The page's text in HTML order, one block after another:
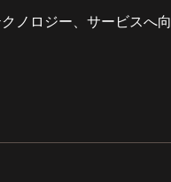
ノロジー、サービスへ